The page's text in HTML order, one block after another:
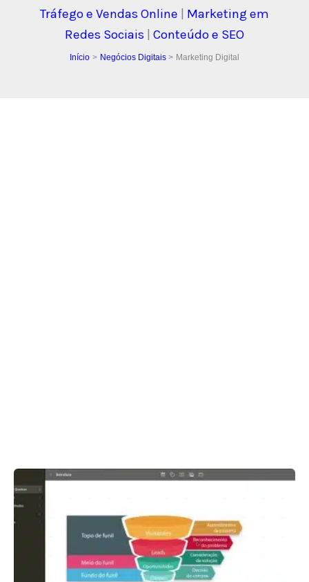
Tráfego e Vendas Online
Marketing em
Redes Sociais
Conteúdo e SEO
Início Negócios Digitais Marketing Digital